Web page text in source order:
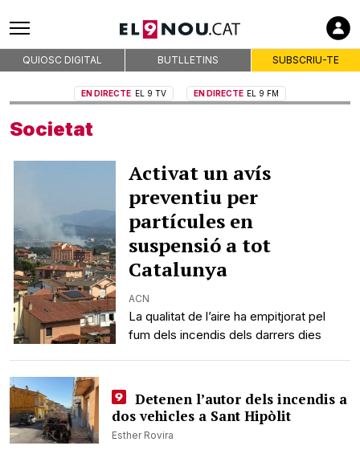
QUIOSC DIGITAL BUTLLETINS SUBSCRIU-TE
EN DIRECTE EL 9 TV EN DIRECTE EL 9 FM
Societat
Activat un avís
preventiu per
partícules en
suspensió a tot
Catalunya
ACN
La qualitat de l’aire ha empitjorat pel
fum dels incendis dels darrers dies
Detenen l’autor dels incendis a
dos vehicles a Sant Hipòlit
Esther Rovira